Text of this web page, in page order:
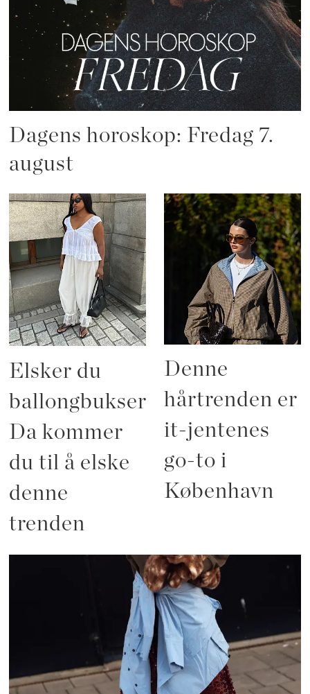
Dagens horoskop: Fredag 7.
august
Elsker du
ballongbukser?
Da kommer
du til å elske
denne
trenden
Denne
hårtrenden er
it-jentenes
go-to i
København